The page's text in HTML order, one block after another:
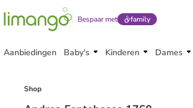
Bespaar met family
Aanbiedingen Baby's Kinderen Dames
Shop